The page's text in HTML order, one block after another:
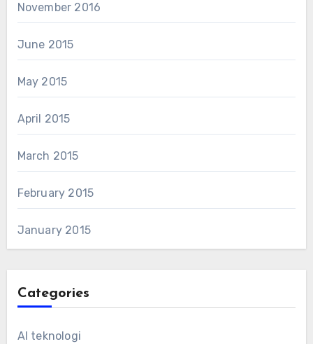
November 2016
June 2015
May 2015
April 2015
March 2015
February 2015
January 2015
Categories
AI teknologi